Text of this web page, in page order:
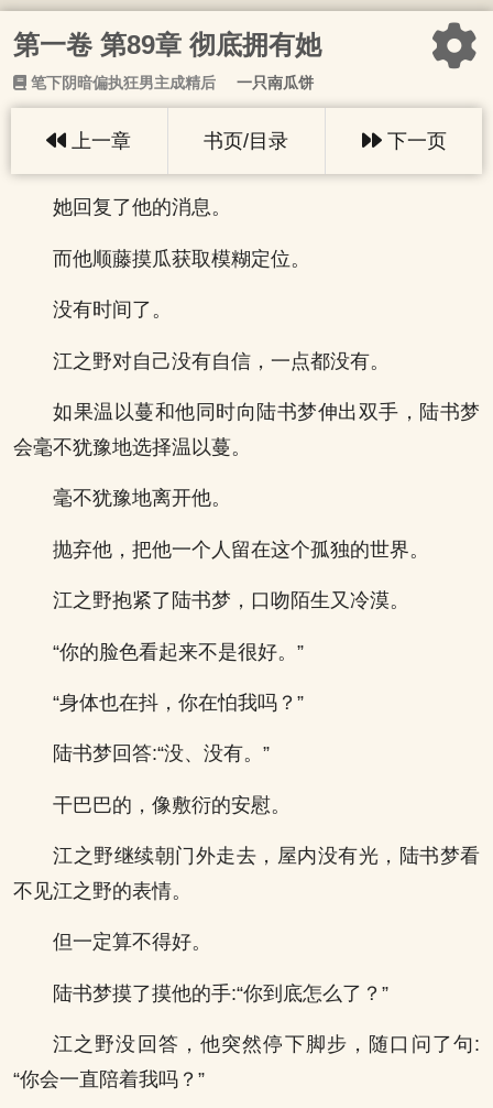
第一卷 第89章 彻底拥有她
笔下阴暗偏执狂男主成精后 一只南瓜饼
上一章 书页/目录 下一页
她回复了他的消息。
而他顺藤摸瓜获取模糊定位。
没有时间了。
江之野对自己没有自信，一点都没有。
如果温以蔓和他同时向陆书梦伸出双手，陆书梦
会毫不犹豫地选择温以蔓。
毫不犹豫地离开他。
抛弃他，把他一个人留在这个孤独的世界。
江之野抱紧了陆书梦，口吻陌生又冷漠。
“你的脸色看起来不是很好。”
“身体也在抖，你在怕我吗？”
陆书梦回答:“没、没有。”
干巴巴的，像敷衍的安慰。
江之野继续朝门外走去，屋内没有光，陆书梦看
不见江之野的表情。
但一定算不得好。
陆书梦摸了摸他的手:“你到底怎么了？”
江之野没回答，他突然停下脚步，随口问了句:
“你会一直陪着我吗？”